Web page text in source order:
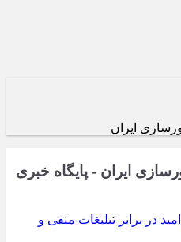
ایران
ایران - پایگاه خبری